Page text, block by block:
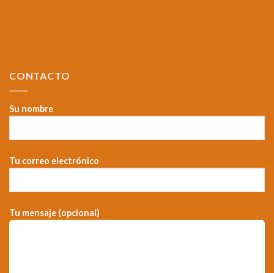
CONTACTO
Su nombre
Tu correo electrónico
Tu mensaje (opcional)